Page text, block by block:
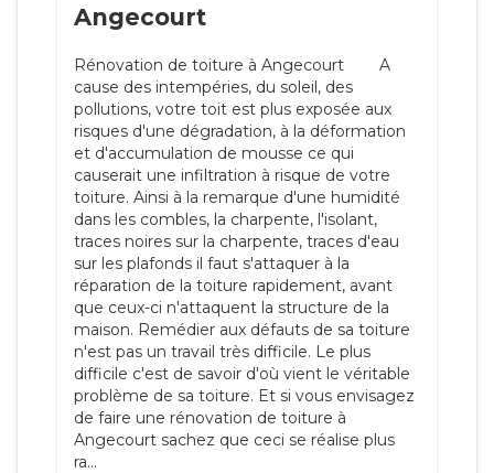
Angecourt
Rénovation de toiture à Angecourt A
cause des intempéries, du soleil, des
pollutions, votre toit est plus exposée aux
risques d'une dégradation, à la déformation
et d'accumulation de mousse ce qui
causerait une infiltration à risque de votre
toiture. Ainsi à la remarque d'une humidité
dans les combles, la charpente, l'isolant,
traces noires sur la charpente, traces d'eau
sur les plafonds il faut s'attaquer à la
réparation de la toiture rapidement, avant
que ceux-ci n'attaquent la structure de la
maison. Remédier aux défauts de sa toiture
n'est pas un travail très difficile. Le plus
difficile c'est de savoir d'où vient le véritable
problème de sa toiture. Et si vous envisagez
de faire une rénovation de toiture à
Angecourt sachez que ceci se réalise plus
ra...